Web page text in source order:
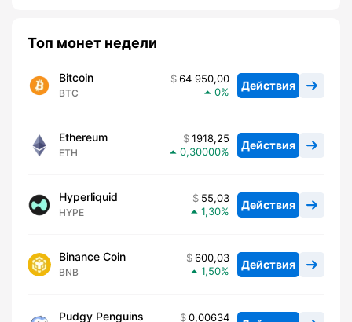
Топ монет недели
Bitcoin
BTC
64 950,00
0
Действия
Ethereum
ETH
1918,25
0,30000
Действия
Hyperliquid
HYPE
55,03
1,30
Действия
Binance Coin
BNB
600,03
1,50
Действия
Pudgy Penguins 0,00634